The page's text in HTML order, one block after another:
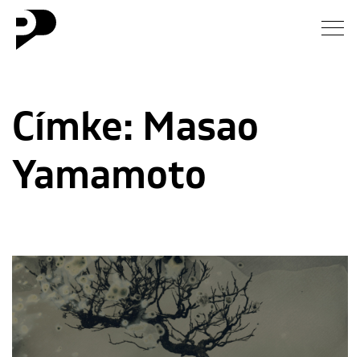
Galéria
Interjú
Rólunk
Címke: Masao
Yamamoto